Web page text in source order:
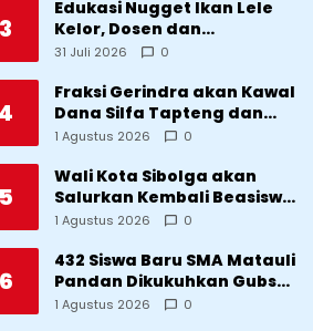
3
Edukasi Nugget Ikan Lele
Kelor, Dosen dan
Mahasiswa Dorong
Desa Silangkitang
Kecamatan Pahae Jae
31 Juli 2026 0
Fraksi Gerindra akan Kawal
Dana Silfa Tapteng dan
TKD Rp298 Miliar: Jangan
dan Provinsi Diklaim
Kerjaan Tapteng
1 Agustus 2026 0
Wali Kota Sibolga akan
Salurkan Kembali Beasiswa
Rp1 Miliar: Diproritaskan
Bencana
1 Agustus 2026 0
432 Siswa Baru SMA Matauli
Pandan Dikukuhkan Gubsu:
32 Tahun Matauli Cetak
1 Agustus 2026 0